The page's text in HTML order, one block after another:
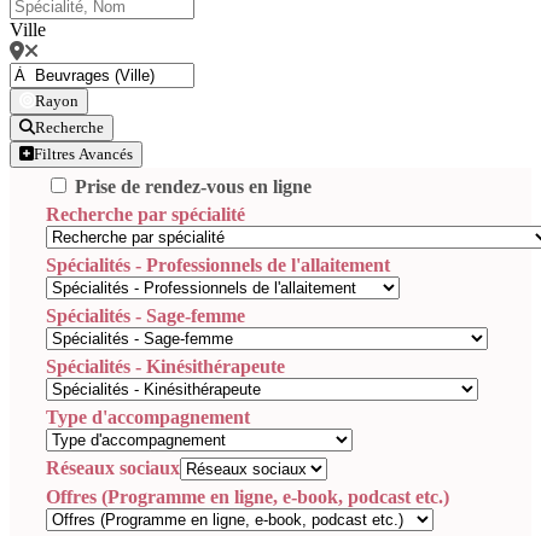
Ville
Rayon
Recherche
Filtres Avancés
Prise de rendez-vous en ligne
Recherche par spécialité
Spécialités - Professionnels de l'allaitement
Spécialités - Sage-femme
Spécialités - Kinésithérapeute
Type d'accompagnement
Réseaux sociaux
Offres (Programme en ligne, e-book, podcast etc.)